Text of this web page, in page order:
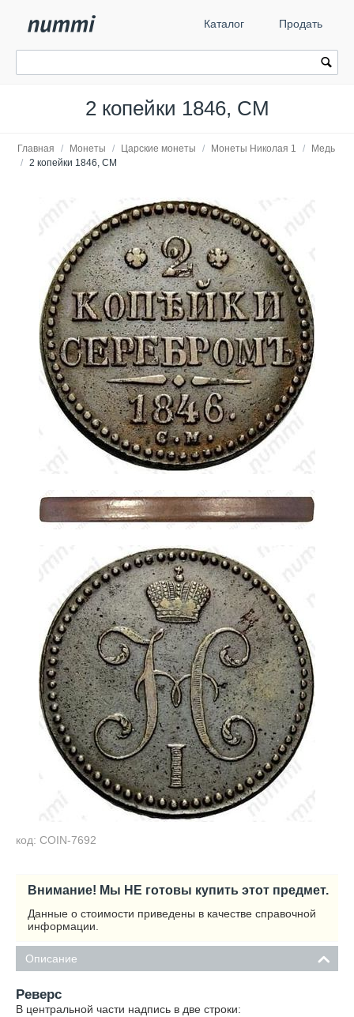
Каталог Продать
2 копейки 1846, СМ
Главная / Монеты / Царские монеты / Монеты Николая 1 /
Медь
/ 2 копейки 1846, СМ
код: COIN-7692
Внимание! Мы НЕ готовы купить этот предмет.
Данные о стоимости приведены в качестве справочной
информации.
Описание
Реверс
В центральной части надпись в две строки: